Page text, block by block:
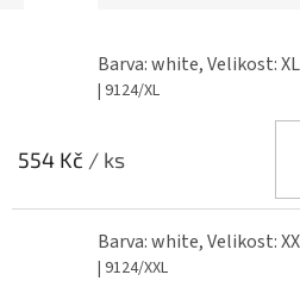
Barva: white, Velikost: XL
| 9124/XL
554 Kč / ks
Barva: white, Velikost:
| 9124/XXL